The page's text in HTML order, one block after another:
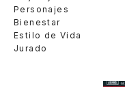
Personajes
Bienestar
Estilo de Vida
Jurado